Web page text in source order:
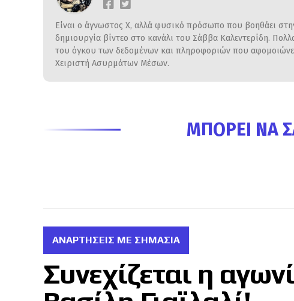
Είναι ο άγνωστος Χ, αλλά φυσικό πρόσωπο που βοηθάει
δημιουργία βίντεο στο κανάλι του Σάββα Καλεντερίδη.
του όγκου των δεδομένων και πληροφοριών που
Χειριστή Ασυρμάτων Μέσων.
ΜΠΟΡΕΊ ΝΑ
ΑΝΑΡΤΗΣΕΙΣ ΜΕ ΣΗΜΑΣΙΑ
Συνεχίζεται η